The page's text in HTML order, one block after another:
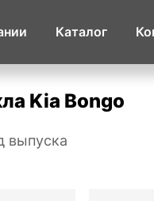
Каталог
Kia Bongo
выпуска